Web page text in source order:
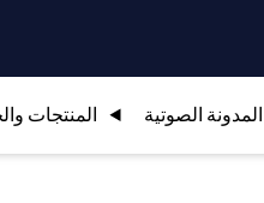
المدونة الصوتية المنتجات